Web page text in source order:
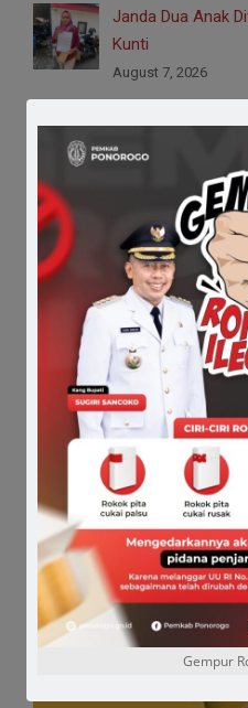
Janda Dua Anak
Kunti
August 7, 2026
Logo HUT ke-530
Budaya Menuju
August 7, 2026
Korupsi
Penuhi Panggilan
August 6, 2026
Alasan Kesehatan
Panggilan
August 4, 2026
Cari Keadilan,
Kepala Desa
August 3, 2026
Gempur